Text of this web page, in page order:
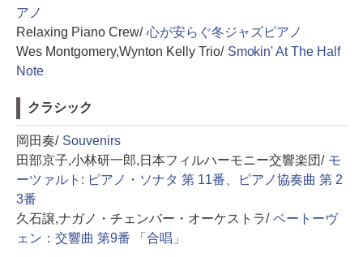
アノ
Relaxing Piano Crew/心が安らぐ冬ジャズピアノ
Wes Montgomery,Wynton Kelly Trio/Smokin' At The Half
Note
クラシック
岡田奏/Souvenirs
田部京子,小林研一郎,日本フィルハーモニー交響楽団/モ
ーツァルト: ピアノ・ソナタ 第 11番、ピアノ協奏曲 第 2
3番
久石譲,ナガノ・チェンバー・オーケストラ/ベートーヴ
ェン：交響曲 第9番 「合唱」